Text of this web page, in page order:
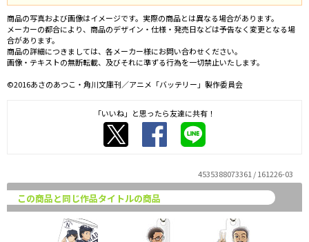
商品の写真および画像はイメージです。実際の商品とは異なる場合があります。
メーカーの都合により、商品のデザイン・仕様・発売日などは予告なく変更となる場
合があります。
商品の詳細につきましては、各メーカー様にお問い合わせください。
画像・テキストの無断転載、及びそれに準ずる行為を一切禁止いたします。
©2016あさのあつこ・角川文庫刊／アニメ「バッテリー」製作委員会
「いいね」と思ったら友達に共有！
4535388073361 / 161226-03
この商品と同じ作品タイトルの商品